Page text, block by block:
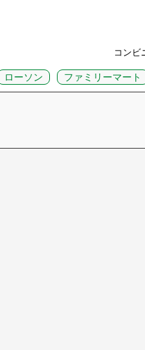
コンビ
ローソン ファミリーマート